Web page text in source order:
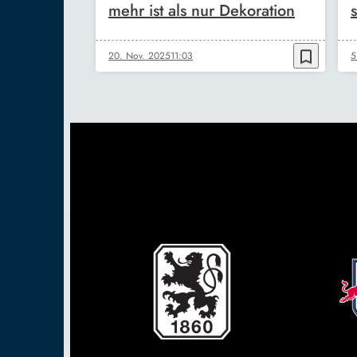
mehr ist als nur Dekoration
20. Nov. 202511:03 bookmark_border